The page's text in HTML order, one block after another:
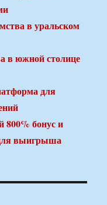
в уральском
в южной столице
для
800% бонус и
выигрыша